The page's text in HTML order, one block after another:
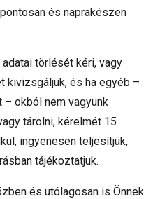
és naprakészen
törlését kéri, vagy
kivizsgáljuk, és ha egyéb –
okból nem vagyunk
tárolni, kérelmét 15
ingyenesen teljesítjük,
tájékoztatjuk.
és utólagosan is Önnek